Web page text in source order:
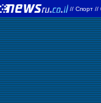
// Спорт //